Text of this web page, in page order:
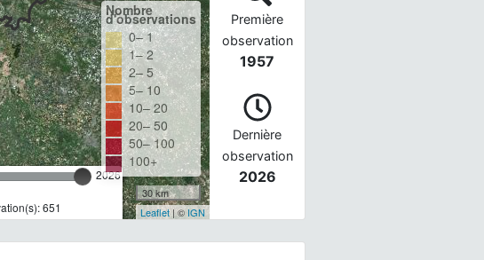
2026
651
Nombre
d'observations
0– 1
1– 2
2– 5
5– 10
10– 20
20– 50
50– 100
100+
30 km
Leaflet| © IGN
Première
observation
1957
Dernière
observation
2026